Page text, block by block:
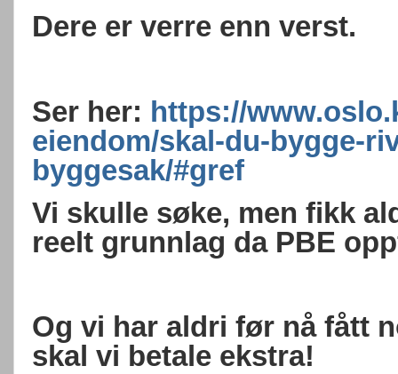
Dere er verre enn verst.
Ser her: https://
eiendom/skal-du-bygge-
byggesak/#gref
Vi skulle søke, men fikk
reelt grunnlag da PBE
Og vi har aldri før nå fått
skal vi betale ekstra!